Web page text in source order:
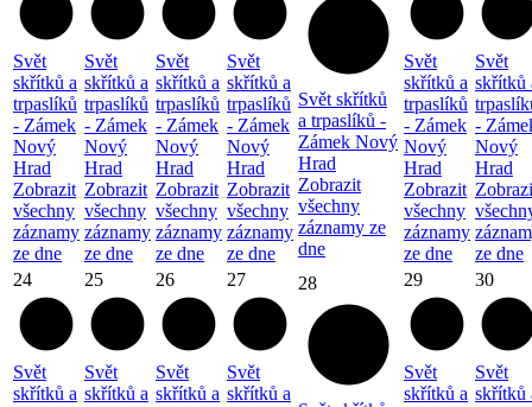
Svět
skřítků a
trpaslíků
- Zámek
Nový
Hrad
Zobrazit
všechny
záznamy
ze dne
Svět
skřítků a
trpaslíků
- Zámek
Nový
Hrad
Zobrazit
všechny
záznamy
ze dne
Svět
skřítků a
trpaslíků
- Zámek
Nový
Hrad
Zobrazit
všechny
záznamy
ze dne
Svět
skřítků a
trpaslíků
- Zámek
Nový
Hrad
Zobrazit
všechny
záznamy
ze dne
Svět skřítků
a trpaslíků -
Zámek Nový
Hrad
Zobrazit
všechny
záznamy ze
dne
Svět
skřítků a
trpaslíků
- Zámek
Nový
Hrad
Zobrazit
všechny
záznamy
ze dne
Svět
skřítků
-
Nový
Hrad
ze dne
24
Svět
skřítků a
25
Svět
skřítků a
26
Svět
skřítků a
27
Svět
skřítků a
28 29
Svět
skřítků a
30
Svět
skřítků